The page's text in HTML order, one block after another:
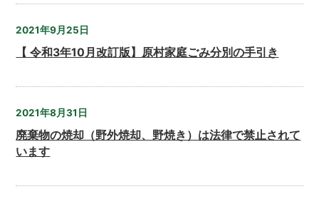
2021年9月25日
【 令和3年10月改訂版】原村家庭ごみ分別の手引き
2021年8月31日
廃棄物の焼却（野外焼却、野焼き）は法律で禁止されて
います